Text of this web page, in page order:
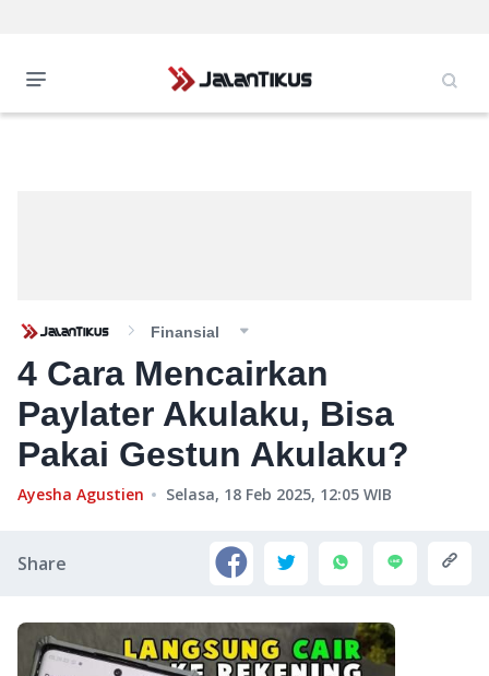
Finansial
4 Cara Mencairkan
Paylater Akulaku, Bisa
Pakai Gestun Akulaku?
Ayesha Agustien Selasa, 18 Feb 2025, 12:05 WIB
Share